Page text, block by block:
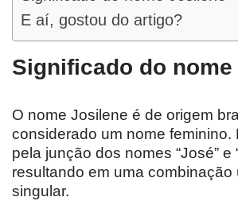
E aí, gostou do artigo?
Significado do
O nome Josilene é de origem
considerado um nome feminino.
pela junção dos nomes “José” e
resultando em uma combinação
singular.